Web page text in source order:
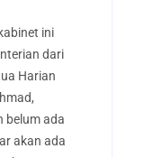
ini
dari
Harian
belum ada
akan ada